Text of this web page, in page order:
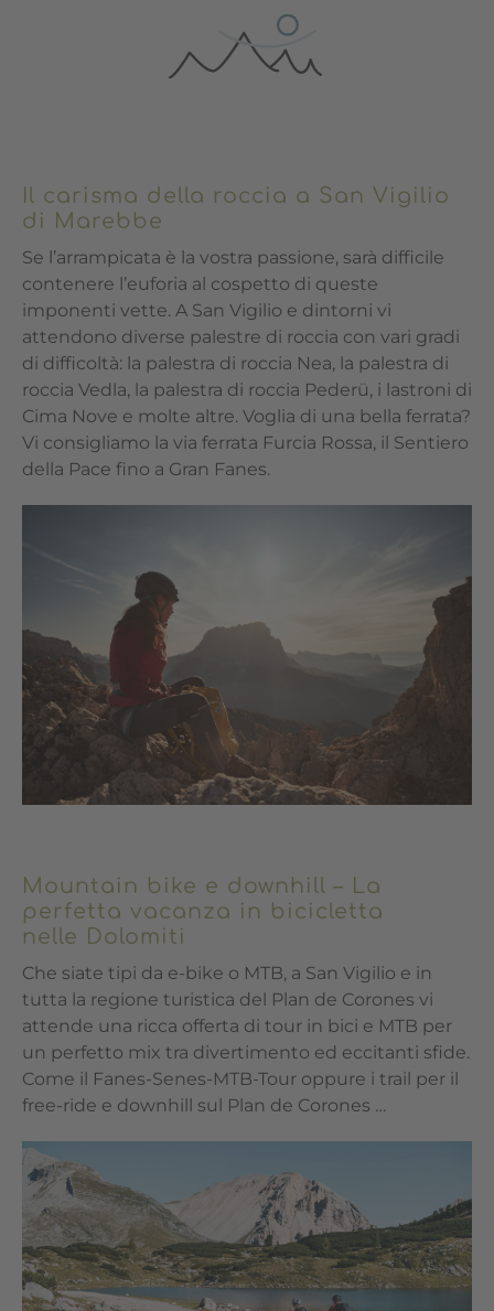
Il carisma della roccia a San Vigilio
di Marebbe
Se l’arrampicata è la vostra passione, sarà difficile
contenere l’euforia al cospetto di queste
imponenti vette. A San Vigilio e dintorni vi
attendono diverse palestre di roccia con vari gradi
di difficoltà: la palestra di roccia Nea, la palestra di
roccia Vedla, la palestra di roccia Pederü, i lastroni di
Cima Nove e molte altre. Voglia di una bella ferrata?
Vi consigliamo la via ferrata Furcia Rossa, il Sentiero
della Pace fino a Gran Fanes.
Mountain bike e downhill – La
perfetta vacanza in bicicletta
nelle Dolomiti
Che siate tipi da e-bike o MTB, a San Vigilio e in
tutta la regione turistica del Plan de Corones vi
attende una ricca offerta di tour in bici e MTB per
un perfetto mix tra divertimento ed eccitanti sfide.
Come il Fanes-Senes-MTB-Tour oppure i trail per il
free-ride e downhill sul Plan de Corones …